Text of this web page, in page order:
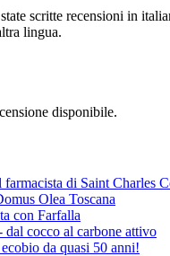
scritte recensioni in
lingua.
disponibile.
farmacista di Saint Charles
Olea Toscana
con Farfalla
dal cocco al carbone attivo
da quasi 50 anni!